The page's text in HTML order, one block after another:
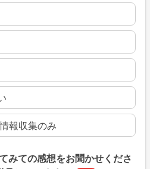
報収集のみ
みての感想をお聞かせくださ